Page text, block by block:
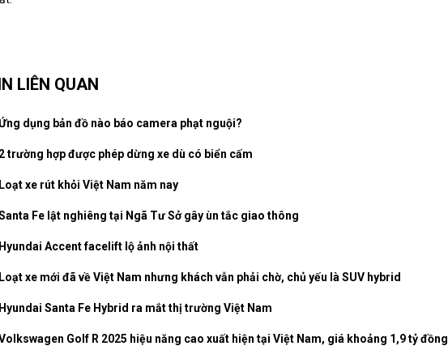
LIÊN QUAN
dụng bản đồ nào báo camera phạt nguội?
trường hợp được phép dừng xe dù có biển cấm
xe rút khỏi Việt Nam năm nay
Fe lật nghiêng tại Ngã Tư Sở gây ùn tắc giao thông
Accent facelift lộ ảnh nội thất
xe mới đã về Việt Nam nhưng khách vẫn phải chờ, chủ yếu là SUV hybrid
Santa Fe Hybrid ra mắt thị trường Việt Nam
Golf R 2025 hiệu năng cao xuất hiện tại Việt Nam, giá khoảng 1,9 tỷ đồng